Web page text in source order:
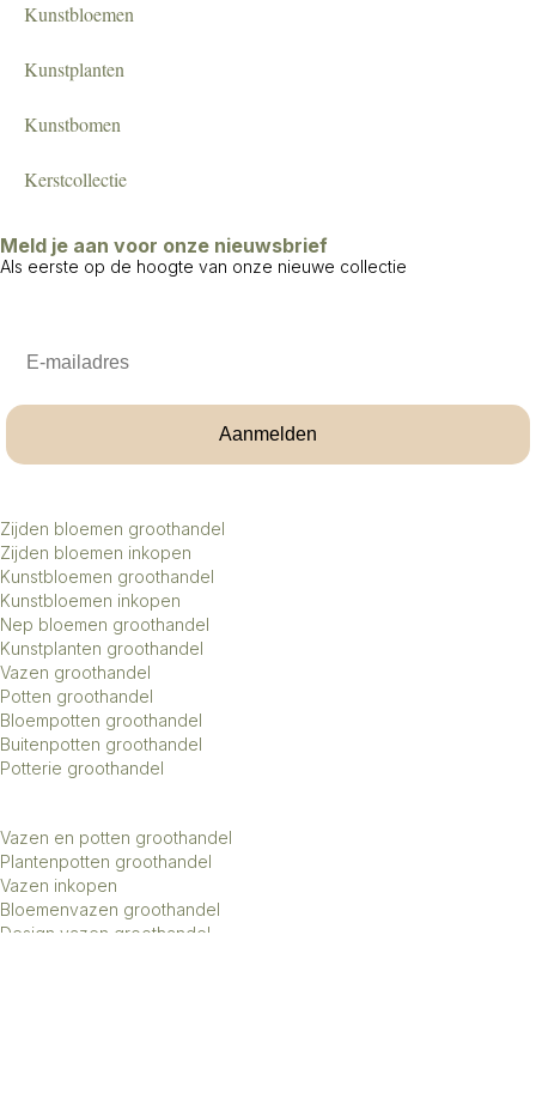
Kunstbloemen
Kunstplanten
Kunstbomen
Kerstcollectie
Meld je aan voor onze nieuwsbrief
Als eerste op de hoogte van onze nieuwe collectie
Aanmelden
Zijden bloemen groothandel
Zijden bloemen inkopen
Kunstbloemen groothandel
Kunstbloemen inkopen
Nep bloemen groothandel
Kunstplanten groothandel
Vazen groothandel
Potten groothandel
Bloempotten groothandel
Buitenpotten groothandel
Potterie groothandel
Vazen en potten groothandel
Plantenpotten groothandel
Vazen inkopen
Bloemenvazen groothandel
Design vazen groothandel